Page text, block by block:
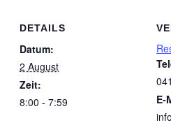
DETAILS
Datum:
2 August
Zeit:
8:00 - 7:59
E-